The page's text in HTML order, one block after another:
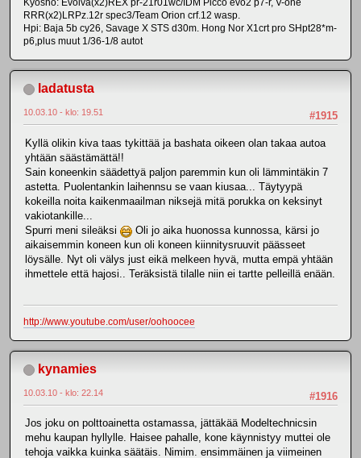
Kyosho: Evolva(x2)REX pr-21r01wc/IDM Picco evo2 p7-r, V-one
RRR(x2)LRPz.12r spec3/Team Orion crf.12 wasp.
Hpi: Baja 5b cy26, Savage X STS d30m. Hong Nor X1crt pro SHpt28*m-
p6,plus muut 1/36-1/8 autot
ladatusta
#1915
10.03.10 - klo: 19.51
Kyllä olikin kiva taas tykittää ja bashata oikeen olan takaa autoa
yhtään säästämättä!!
Sain koneenkin säädettyä paljon paremmin kun oli lämmintäkin 7
astetta. Puolentankin laihennsu se vaan kiusaa... Täytyypä
kokeilla noita kaikenmaailman niksejä mitä porukka on keksinyt
vakiotankille...
Spurri meni sileäksi
Oli jo aika huonossa kunnossa, kärsi jo
aikaisemmin koneen kun oli koneen kiinnitysruuvit päässeet
löysälle. Nyt oli välys just eikä melkeen hyvä, mutta empä yhtään
ihmettele että hajosi.. Teräksistä tilalle niin ei tartte pelleillä enään.
http://www.youtube.com/user/oohoocee
kynamies
#1916
10.03.10 - klo: 22.14
Jos joku on polttoainetta ostamassa, jättäkää Modeltechnicsin
mehu kaupan hyllylle. Haisee pahalle, kone käynnistyy muttei ole
tehoja vaikka kuinka säätäis. Nimim. ensimmäinen ja viimeinen